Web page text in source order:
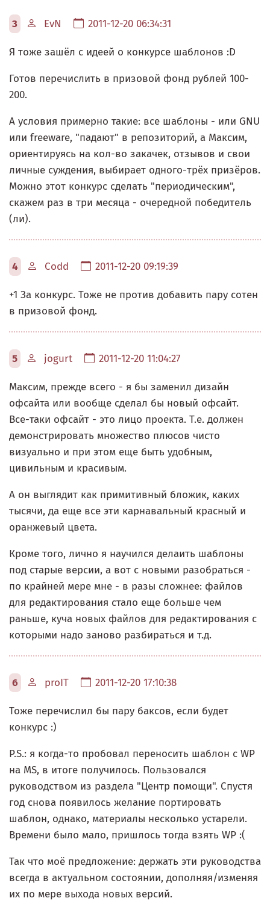
3 EvN 2011-12-20 06:34:31
Я тоже зашёл с идеей о конкурсе шаблонов :D
Готов перечислить в призовой фонд рублей 100-
200.
А условия примерно такие: все шаблоны - или GNU
или freeware, "падают" в репозиторий, а Максим,
ориентируясь на кол-во закачек, отзывов и свои
личные суждения, выбирает одного-трёх призёров.
Можно этот конкурс сделать "периодическим",
скажем раз в три месяца - очередной победитель
(ли).
4 Codd 2011-12-20 09:19:39
+1 За конкурс. Тоже не против добавить пару сотен
в призовой фонд.
5 jogurt 2011-12-20 11:04:27
Максим, прежде всего - я бы заменил дизайн
офсайта или вообще сделал бы новый офсайт.
Все-таки офсайт - это лицо проекта. Т.е. должен
демонстрировать множество плюсов чисто
визуально и при этом еще быть удобным,
цивильным и красивым.
А он выглядит как примитивный бложик, каких
тысячи, да еще все эти карнавальный красный и
оранжевый цвета.
Кроме того, лично я научился делаить шаблоны
под старые версии, а вот с новыми разобраться -
по крайней мере мне - в разы сложнее: файлов
для редактирования стало еще больше чем
раньше, куча новых файлов для редактирования с
которыми надо заново разбираться и т.д.
6 proIT 2011-12-20 17:10:38
Тоже перечислил бы пару баксов, если будет
конкурс :)
P.S.: я когда-то пробовал переносить шаблон с WP
на MS, в итоге получилось. Пользовался
руководством из раздела "Центр помощи". Спустя
год снова появилось желание портировать
шаблон, однако, материалы несколько устарели.
Времени было мало, пришлось тогда взять WP :(
Так что моё предложение: держать эти руководства
всегда в актуальном состоянии, дополняя/изменяя
их по мере выхода новых версий.